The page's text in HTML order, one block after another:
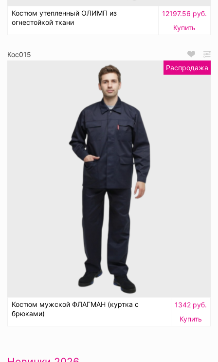
Костюм утепленный ОЛИМП из
огнестойкой ткани
12197.56 руб.
Купить
Кос015
Распродажа
Костюм мужской ФЛАГМАН (куртка с
брюками)
1342 руб.
Купить